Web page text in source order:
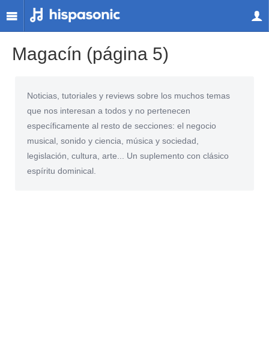
Magacín (página 5)
Noticias, tutoriales y reviews sobre los muchos temas
que nos interesan a todos y no pertenecen
específicamente al resto de secciones: el negocio
musical, sonido y ciencia, música y sociedad,
legislación, cultura, arte... Un suplemento con clásico
espíritu dominical.